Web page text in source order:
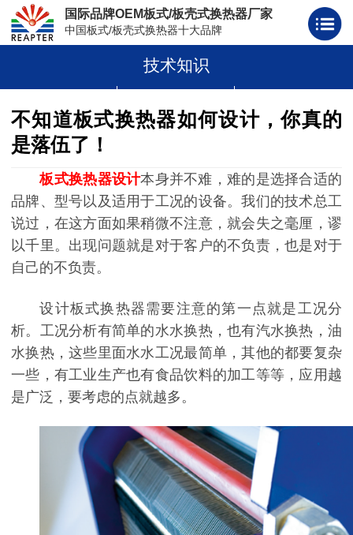
国际品牌OEM板式/板壳式换热器厂家
中国板式/板壳式换热器十大品牌
板壳式换热器
技术知识
不知道板式换热器如何设计，你真的
是落伍了！
板式换热器设计本身并不难，难的是选择合适的
品牌、型号以及适用于工况的设备。我们的技术总工
说过，在这方面如果稍微不注意，就会失之毫厘，谬
以千里。出现问题就是对于客户的不负责，也是对于
自己的不负责。
设计板式换热器需要注意的第一点就是工况分
析。工况分析有简单的水水换热，也有汽水换热，油
水换热，这些里面水水工况最简单，其他的都要复杂
一些，有工业生产也有食品饮料的加工等等，应用越
是广泛，要考虑的点就越多。